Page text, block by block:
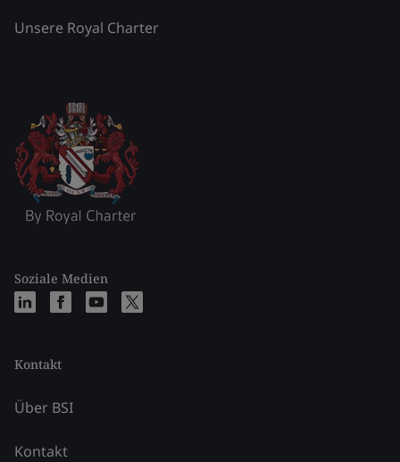
Unsere Royal Charter
Soziale Medien
Kontakt
Über BSI
Kontakt